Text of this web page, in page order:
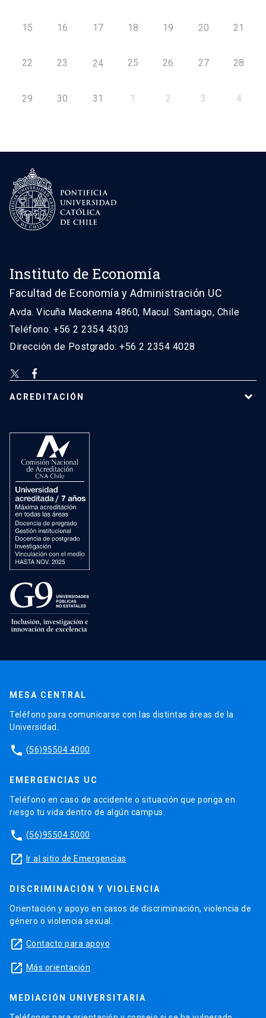
15 16 17 18 19 20 21
22 23 24 25 26 27 28
29 30 31 1 2 3 4
Instituto de Economía
Facultad de Economía y Administración UC
Avda. Vicuña Mackenna 4860, Macul. Santiago, Chile
Teléfono: +56 2 2354 4303
Dirección de Postgrado: +56 2 2354 4028
ACREDITACIÓN
MESA CENTRAL
Teléfono para comunicarse con las distintas áreas de la
Universidad.
phone (56)95504 4000
EMERGENCIAS UC
Teléfono en caso de accidente o situación que ponga en
riesgo tu vida dentro de algún campus.
phone (56)95504 5000
launch Ir al sitio de Emergencias
DISCRIMINACIÓN Y VIOLENCIA
Orientación y apoyo en casos de discriminación, violencia de
género o violencia sexual.
launch Contacto para apoyo
launch Más orientación
MEDIACIÓN UNIVERSITARIA